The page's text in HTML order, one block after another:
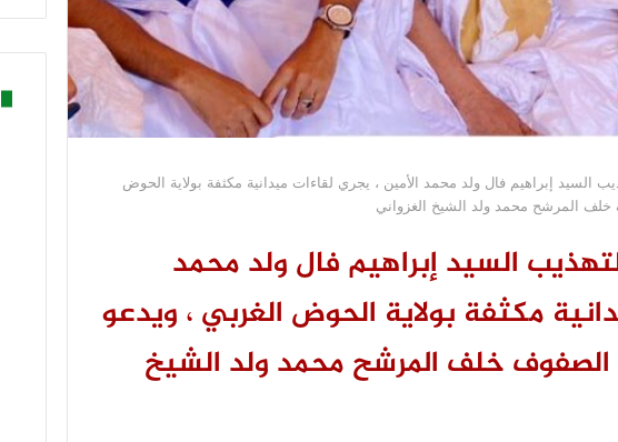
السيد إبراهيم فال ولد محمد الأمين ، يجري لقاءات ميدانية مكثفة بولاية الحوض
المرشح محمد ولد الشيخ الغزواني
السيد إبراهيم فال ولد محمد
مكثفة بولاية الحوض الغربي ، ويدعو
خلف المرشح محمد ولد الشيخ